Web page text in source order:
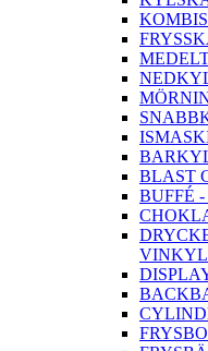
BLAST
BUFFÉ
VINKYL